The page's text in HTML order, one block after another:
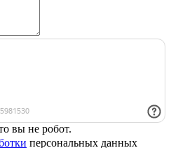
вы не робот.
персональных данных